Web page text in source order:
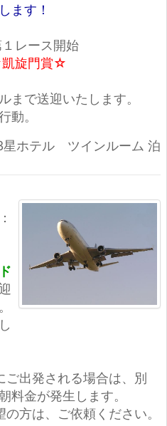
ます！
レース開始
旋門賞☆
まで送迎いたします。
動。
星ホテル ツインルーム 泊
ご出発される場合は、別
料金が発生します。
方は、ご依頼ください。